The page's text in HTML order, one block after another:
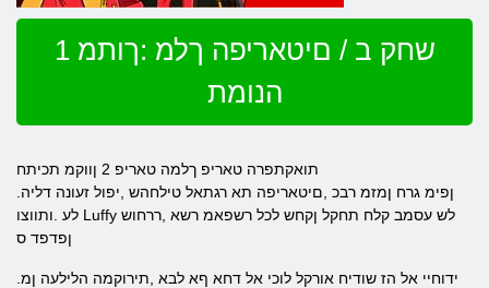
שחק ב / םיטאריפה ךלמ :ךותמ 1
הנומת
תואקתפרה טאריפ ךלמה טאריפ 2 ןווקמ תכיתח
לע .ותווצו Luffy לש עסמב קלח תחקל ןקחש לכל רשפאמ רשא ,ררחוש
ןפדפד ס